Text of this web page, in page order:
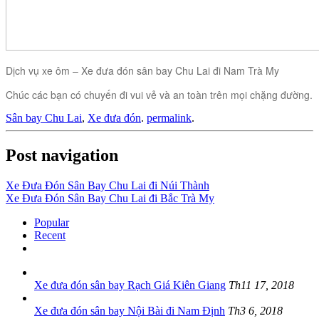
Dịch vụ xe ôm – Xe đưa đón sân bay Chu Lai đi Nam Trà My
Chúc các bạn có chuyến đi vui vẻ và an toàn trên mọi chặng đường.
Sân bay Chu Lai, Xe đưa đón. permalink.
Post navigation
Xe Đưa Đón Sân Bay Chu Lai đi Núi Thành
Xe Đưa Đón Sân Bay Chu Lai đi Bắc Trà My
Popular
Recent
Xe đưa đón sân bay Rạch Giá Kiên Giang Th11 17, 2018
Xe đưa đón sân bay Nội Bài đi Nam Định Th3 6, 2018